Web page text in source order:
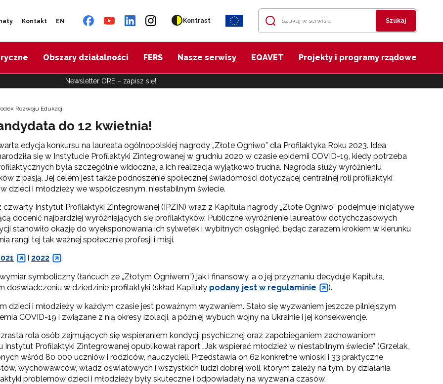
Kontakt EN Kontrast Szukaj
Obszary działalności FERS Nasze serwisy EQAVET Projekty i programy rządowe
Newsletter ORE – zapisz się!
Rozwoju Edukacji
do 12 kwietnia!
edycja konkursu na laureata ogólnopolskiej nagrody „Złote Ogniwo” dla Profilaktyka Roku 2023. Idea
się w Instytucie Profilaktyki Zintegrowanej w grudniu 2020 w czasie epidemii COVID-19, kiedy potrzeba
była szczególnie widoczna, a ich realizacja wyjątkowo trudna. Nagroda służy wyróżnieniu
z pasją. Jej celem jest także podnoszenie społecznej świadomości dotyczącej centralnej roli profilaktyki
dzieci i młodzieży we współczesnym, niestabilnym świecie.
czwarty Instytut Profilaktyki Zintegrowanej (IPZIN) wraz z Kapitułą nagrody „Złote Ogniwo” podejmuje inicjatywę
docenić najbardziej wyróżniających się profilaktyków. Publiczne wyróżnienie laureatów dotychczasowych
stanowiło okazję do wyeksponowania ich sylwetek i wybitnych osiągnięć, będąc zarazem krokiem w kierunku
rangi tej tak ważnej społecznie profesji i misji.
i 2022
.
symboliczny (łańcuch ze „Złotym Ogniwem”) jak i finansowy, a o jej przyznaniu decyduje Kapituła,
w dziedzinie profilaktyki (skład Kapituły podany jest w regulaminie
).
i młodzieży w każdym czasie jest poważnym wyzwaniem. Stało się wyzwaniem jeszcze pilniejszym
COVID-19 i związane z nią okresy izolacji, a później wybuch wojny na Ukrainie i jej konsekwencje.
rola osób zajmujących się wspieraniem kondycji psychicznej oraz zapobieganiem zachowaniom
Profilaktyki Zintegrowanej opublikował raport „Jak wspierać młodzież w niestabilnym świecie” (Grzelak,
wśród 80 000 uczniów i rodziców, nauczycieli. Przedstawia on 62 konkretne wnioski i 33 praktyczne
wychowawców, władz oświatowych i wszystkich ludzi dobrej woli, którym zależy na tym, by działania
problemów dzieci i młodzieży były skuteczne i odpowiadały na wyzwania czasów.